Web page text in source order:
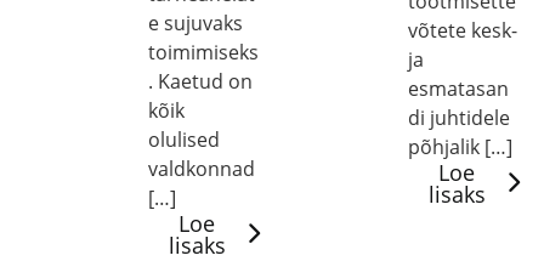
e sujuvaks
toimimiseks
. Kaetud on
kõik
olulised
valdkonnad
[…]
Loe
lisaks
võtete kesk-
ja
esmatasan
di juhtidele
põhjalik […]
Loe
lisaks